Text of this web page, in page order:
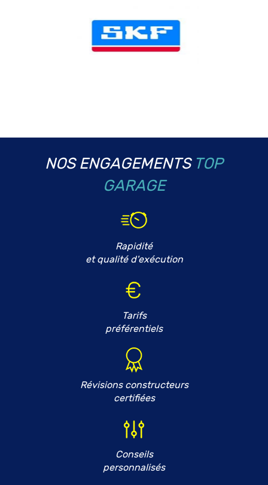
NOS ENGAGEMENTS TOP
GARAGE
Rapidité
et qualité d'exécution
Tarifs
préférentiels
Révisions constructeurs
certifiées
Conseils
personnalisés